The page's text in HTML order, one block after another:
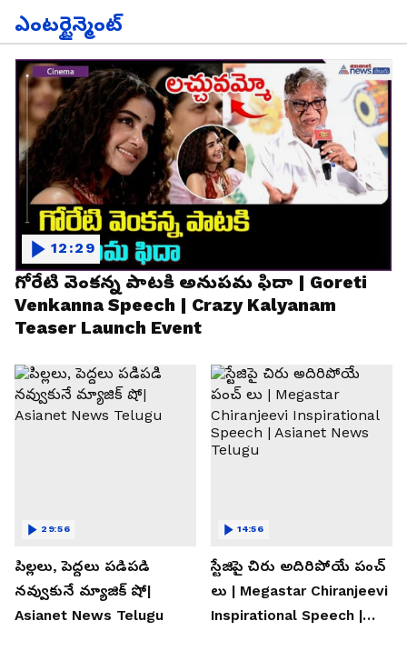
ఎంటర్టైన్మెంట్
గోరేటి వెంకన్న పాటకి అనుపమ ఫిదా | Goreti
Venkanna Speech | Crazy Kalyanam
Teaser Launch Event
12:29
పిల్లలు, పెద్దలు పడిపడి
నవ్వుకునే మ్యాజిక్ షో|
Asianet News Telugu
29:56
స్టేజిపై చిరు అదిరిపోయే పంచ్
లు | Megastar Chiranjeevi
Inspirational Speech |
14:56